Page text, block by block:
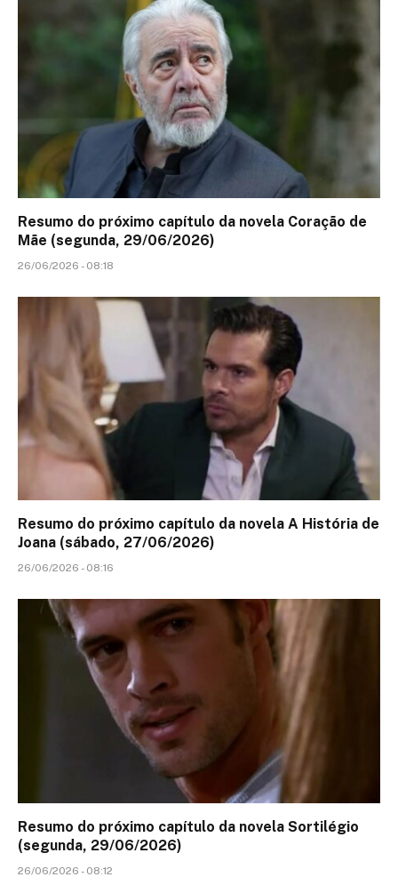
Resumo do próximo capítulo da novela Coração de
Mãe (segunda, 29/06/2026)
26/06/2026 - 08:18
Resumo do próximo capítulo da novela A História de
Joana (sábado, 27/06/2026)
26/06/2026 - 08:16
Resumo do próximo capítulo da novela Sortilégio
(segunda, 29/06/2026)
26/06/2026 - 08:12